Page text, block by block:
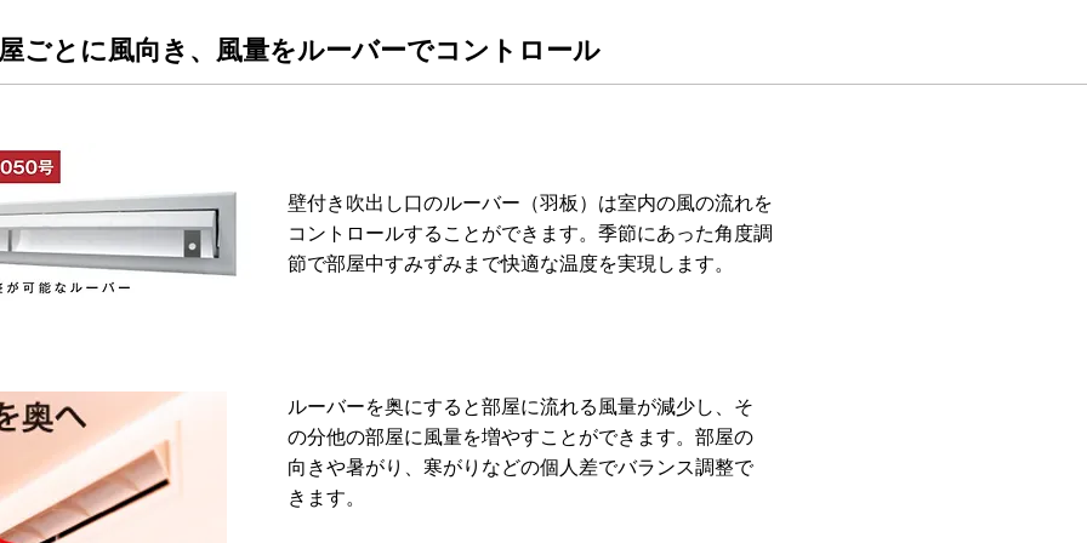
ごとに風向き、風量をルーバーでコントロール
壁付き吹出し口のルーバー（羽板）は室内の風の流れを
コントロールすることができます。季節にあった角度調
節で部屋中すみずみまで快適な温度を実現します。
ルーバーを奥にすると部屋に流れる風量が減少し、そ
の分他の部屋に風量を増やすことができます。部屋の
向きや暑がり、寒がりなどの個人差でバランス調整で
きます。